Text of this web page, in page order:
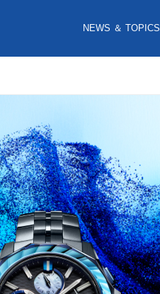
NEWS ＆ TOPICS